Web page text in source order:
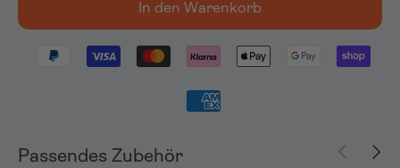
In den Warenkorb
Passendes Zubehör Vorherige